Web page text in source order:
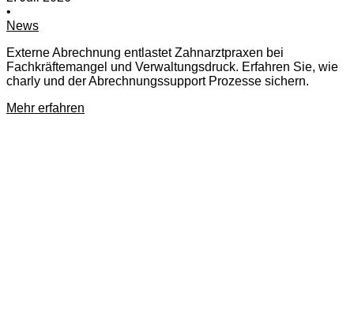
•
News
Externe Abrechnung entlastet Zahnarztpraxen bei
Fachkräftemangel und Verwaltungsdruck. Erfahren Sie, wie
charly und der Abrechnungssupport Prozesse sichern.
Mehr erfahren